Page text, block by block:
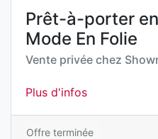
Prêt-à-porter
Mode En Folie
Vente privée chez
Plus d'infos
Offre terminée